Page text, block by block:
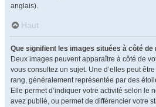
anglais).
Haut
Que signifient les images situées à côté de
Deux images peuvent apparaître à côté de
vous consultez un sujet. Une d’elles peut
rang, généralement représentée par des
Elle permet d’indiquer votre activité selon le
avez publié, ou permet de différencier votre